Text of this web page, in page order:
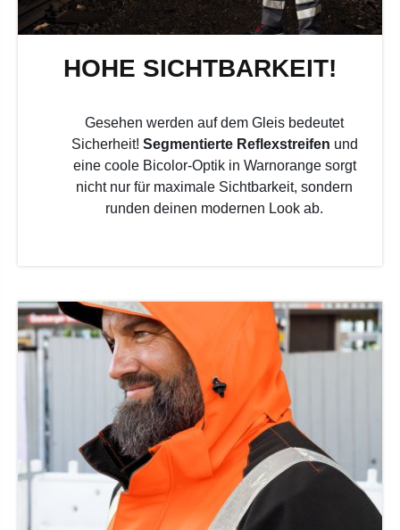
HOHE SICHTBARKEIT!
Gesehen werden auf dem Gleis bedeutet
Sicherheit! Segmentierte Reflexstreifen und
eine coole Bicolor-Optik in Warnorange sorgt
nicht nur für maximale Sichtbarkeit, sondern
runden deinen modernen Look ab.